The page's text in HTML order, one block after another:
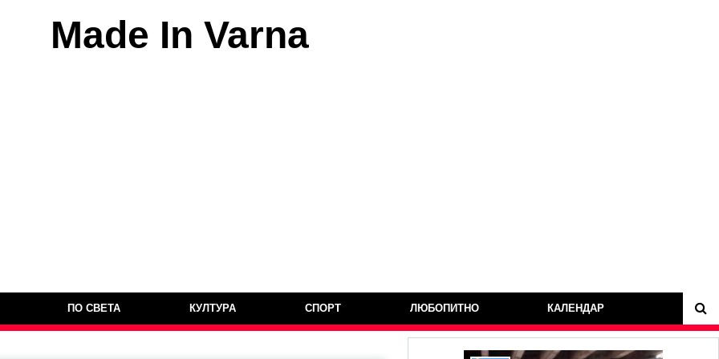
Made In Varna
ПО СВЕТА КУЛТУРА СПОРТ ЛЮБОПИТНО КАЛЕНДАР